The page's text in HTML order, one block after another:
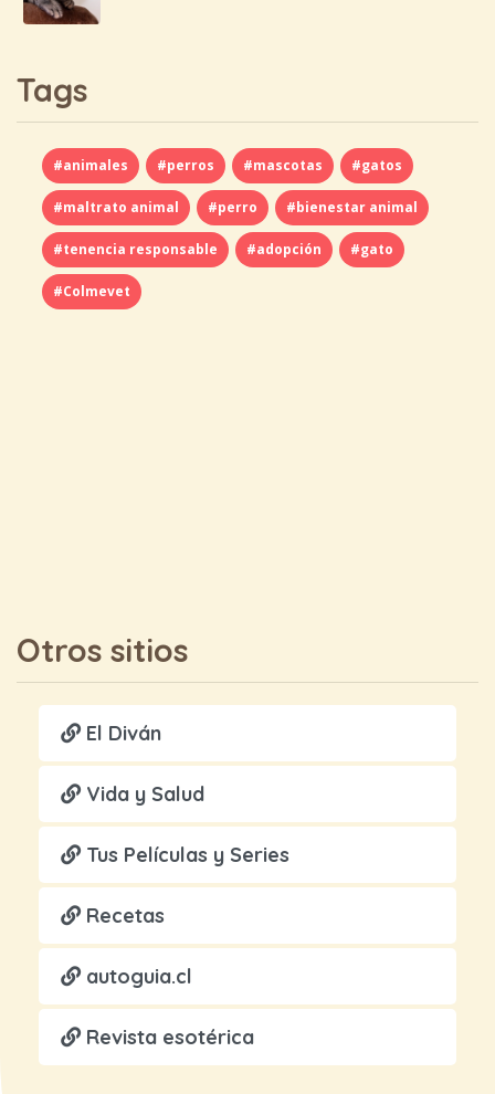
Tags
#animales #perros #mascotas #gatos
#maltrato animal #perro #bienestar animal
#tenencia responsable #adopción #gato
#Colmevet
Otros sitios
El Diván
Vida y Salud
Tus Películas y Series
Recetas
autoguia.cl
Revista esotérica